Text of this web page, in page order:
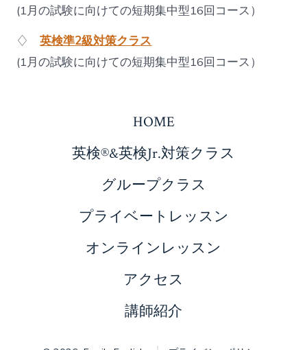
(1月の試験に向けての短期集中型16回コース）
♢英検準2級対策クラス
(1月の試験に向けての短期集中型16回コース）
HOME
英検®&英検Jr.対策クラス
グループクラス
プライベートレッスン
オンラインレッスン
アクセス
講師紹介